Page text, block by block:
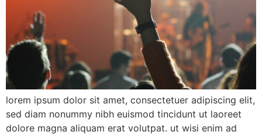
lorem ipsum dolor sit amet, consectetuer adipiscing elit,
sed diam nonummy nibh euismod tincidunt ut laoreet
dolore magna aliquam erat volutpat. ut wisi enim ad